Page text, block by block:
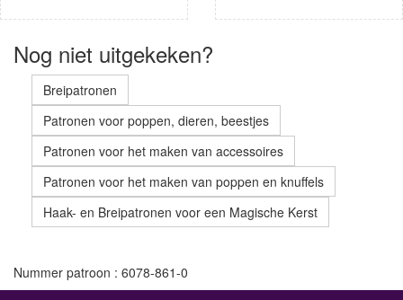
Nog niet uitgekeken?
Breipatronen
Patronen voor poppen, dieren, beestjes
Patronen voor het maken van accessoires
Patronen voor het maken van poppen en knuffels
Haak- en Breipatronen voor een Magische Kerst
Nummer patroon : 6078-861-0